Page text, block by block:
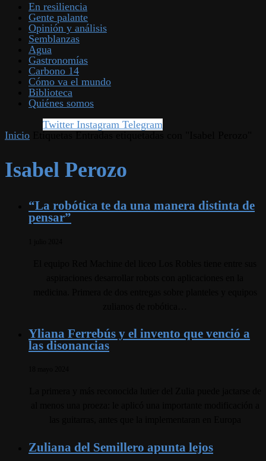
En resiliencia
Gente palante
Opinión y análisis
Semblanzas
Agua
Gastronomías
Carbono 14
Cómo va el mundo
Biblioteca
Quiénes somos
Twitter Instagram Telegram
Inicio
Isabel Perozo
“La robótica te da una manera distinta de
pensar”
Yliana Ferrebús y el invento que venció a
las disonancias
Zuliana del Semillero apunta lejos